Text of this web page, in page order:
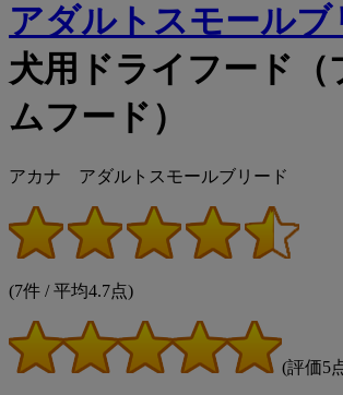
アダルトスモールブ
犬用ドライフード（
ムフード）
アカナ アダルトスモールブリード
(7件 / 平均4.7点)
(評価5